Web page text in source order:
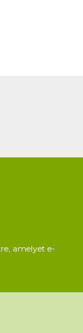
amelyet e-